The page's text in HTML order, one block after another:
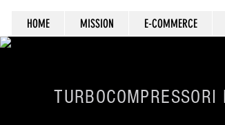
HOME MISSION E-COMMERCE
TURBOCOMPRESSORI